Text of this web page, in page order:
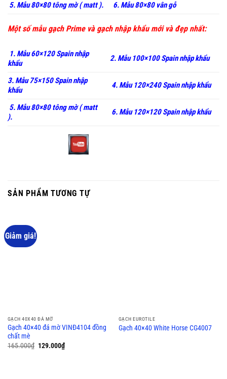
5. Mẫu 80×80 tông mờ ( matt ).
6. Mẫu 80×80 vân gỗ
Một số mẫu gạch Prime và gạch nhập khẩu mới và đẹp nhất:
1. Mẫu 60×120 Spain nhập
khẩu
2. Mẫu 100×100 Spain nhập khẩu
3. Mẫu 75×150 Spain nhập
khẩu
4. Mẫu 120×240 Spain nhập khẩu
5. Mẫu 80×80 tông mờ ( matt
).
6. Mẫu 120×120 Spain nhập khẩu
SẢN PHẨM TƯƠNG TỰ
Giảm giá!
GẠCH 40X40 ĐÁ MỜ
Gạch 40×40 đá mờ VINĐ4104 đồng
chất mè
165.000₫ 129.000₫
GẠCH EUROTILE
Gạch 40×40 White Horse CG4007